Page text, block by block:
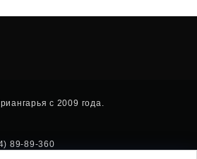
с 2009 года.
89-89-360